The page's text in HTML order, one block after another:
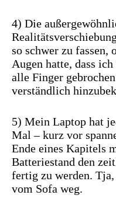
4) Die
so schwer zu
Augen hatte, dass
alle Finger
verständlich
5) Mein Laptop hat
Mal – kurz vor
Ende eines Kapitels
Batteriestand den
fertig zu werden.
vom Sofa weg.